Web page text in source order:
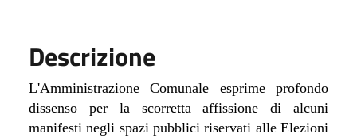
Descrizione
L'Amministrazione Comunale esprime profondo
dissenso per la scorretta affissione di alcuni
manifesti negli spazi pubblici riservati alle Elezioni